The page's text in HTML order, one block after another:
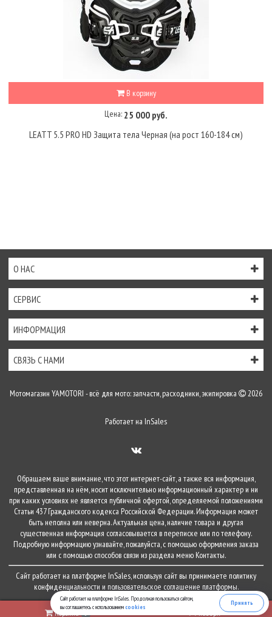
В корзину
Цена: 25 000 руб.
LEATT 5.5 PRO HD Защита тела Черная (на рост 160-184 см)
О НАС
СЕРВИС
ИНФОРМАЦИЯ
СВЯЗЬ С НАМИ
Мотомагазин YAMOTORI - всё для мото: запчасти, расходники, экипировка 2026
Работает на InSales
Обращаем ваше внимание, что этот интернет-сайт, а также вся информация,
представленная на нём, носит исключительно информационный характер и ни
при каких условиях не является публичной офертой, определяемой положениями
Статьи 437 Гражданского кодекса Российской Федерации. Информация может
быть неполна или неверна. Актуальная цена, наличие товара и другая
существенная информация согласовывается в переписке или по телефону.
Подробную информацию узнавайте, пожалуйста, с помощью оформления заказа
или с помощью способов связи из раздела меню Контакты.
Сайт работает на платформе InSales, используя сайт вы принимаете политику
конфиденциальности и пользовательское соглашение платформы.
Сайт работает на платформе InSales. Продолжая пользоваться сайтом,
вы соглашаетесь с использованиемcookies
Принять
Корзина 0 наверх